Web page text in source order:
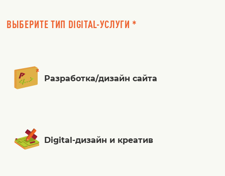
ВЫБЕРИТЕ ТИП DIGITAL-УСЛУГИ *
Разработка/дизайн сайта
Digital-дизайн и креатив